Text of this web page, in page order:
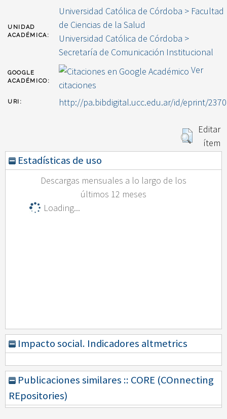
UNIDAD
ACADÉMICA:
Universidad Católica de Córdoba > Facultad
de Ciencias de la Salud
Universidad Católica de Córdoba >
Secretaría de Comunicación Institucional
GOOGLE
ACADÉMICO:
Ver
citaciones
URI: http://pa.bibdigital.ucc.edu.ar/id/eprint/2370
Editar
ítem
Estadísticas de uso
Descargas mensuales a lo largo de los
últimos 12 meses
Loading...
Impacto social. Indicadores altmetrics
Publicaciones similares :: CORE (COnnecting
REpositories)